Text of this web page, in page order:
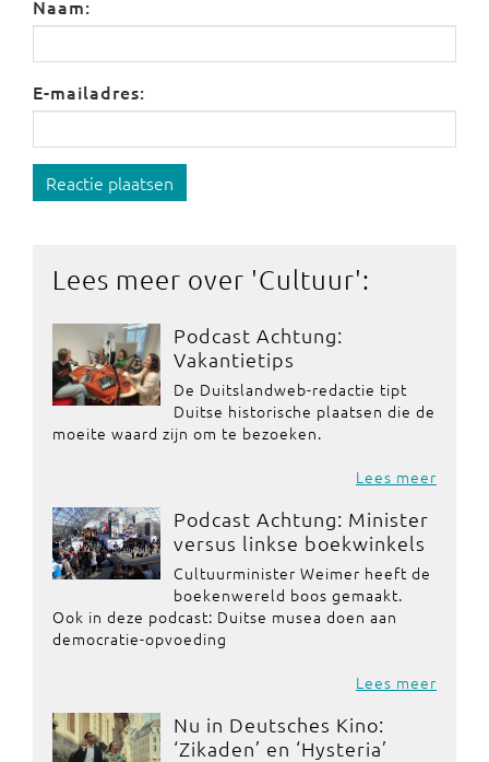
Naam:
E-mailadres:
Reactie plaatsen
Lees meer over 'Cultuur':
Podcast Achtung:
Vakantietips
De Duitslandweb-redactie tipt
Duitse historische plaatsen die de
moeite waard zijn om te bezoeken.
Lees meer
Podcast Achtung: Minister
versus linkse boekwinkels
Cultuurminister Weimer heeft de
boekenwereld boos gemaakt.
Ook in deze podcast: Duitse musea doen aan
democratie-opvoeding
Lees meer
Nu in Deutsches Kino:
‘Zikaden’ en ‘Hysteria’